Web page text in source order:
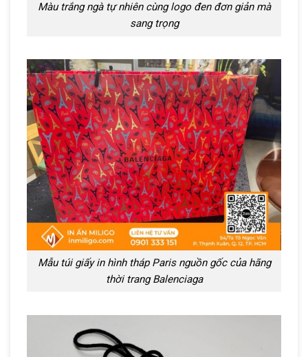
Màu trắng ngà tự nhiên cùng logo đen đơn giản mà
sang trọng
Mẫu túi giấy in hình tháp Paris nguồn gốc của hãng
thời trang Balenciaga